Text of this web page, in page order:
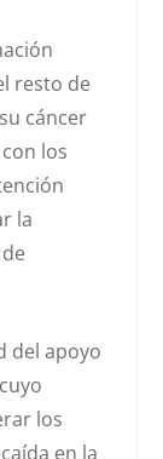
resto de
cáncer
los
la
del apoyo
los
en la